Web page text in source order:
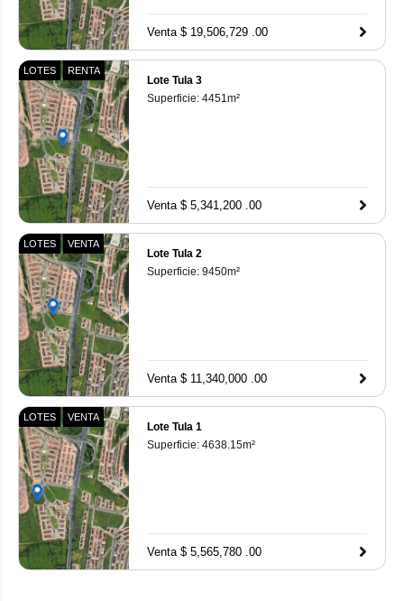
Venta $ 19,506,729 .00
LOTES RENTA
Lote Tula 3
Superficie: 4451 m²
Venta $ 5,341,200 .00
LOTES VENTA
Lote Tula 2
Superficie: 9450m²
Venta $ 11,340,000 .00
LOTES VENTA
Lote Tula 1
Superficie: 4638.15m²
Venta $ 5,565,780 .00